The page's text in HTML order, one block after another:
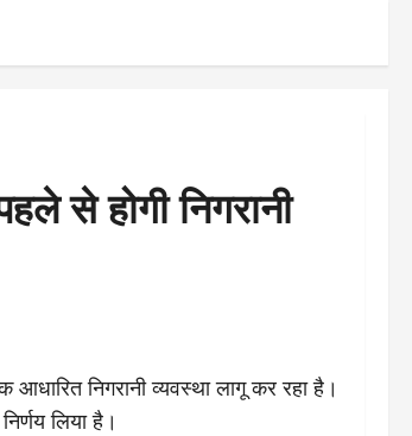
से होगी निगरानी
निगरानी व्यवस्था लागू कर रहा है।
लिया है।